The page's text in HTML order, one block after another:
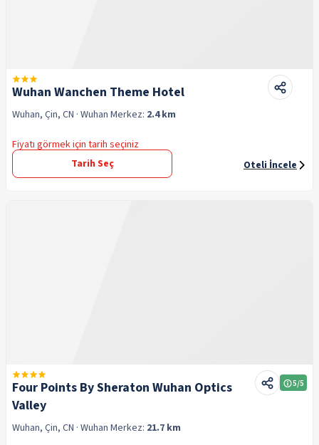
Wuhan Wanchen Theme Hotel
Wuhan, Çin, CN · Wuhan Merkez: 2.4 km
Fiyatı görmek için tarih seçiniz
Tarih Seç
Oteli İncele
Four Points By Sheraton Wuhan Optics
Valley
5/5
Wuhan, Çin, CN · Wuhan Merkez: 21.7 km